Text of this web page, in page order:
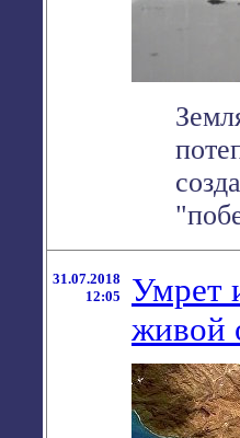
31.07.2018
12:05
Умрет
живой